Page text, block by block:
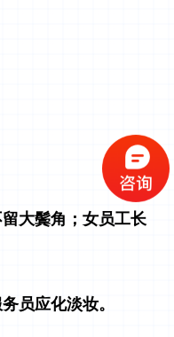
大鬓角；女员工长
员应化淡妆。